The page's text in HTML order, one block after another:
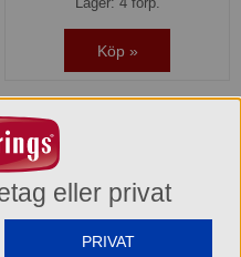
Köp »
eller privat
PRIVAT